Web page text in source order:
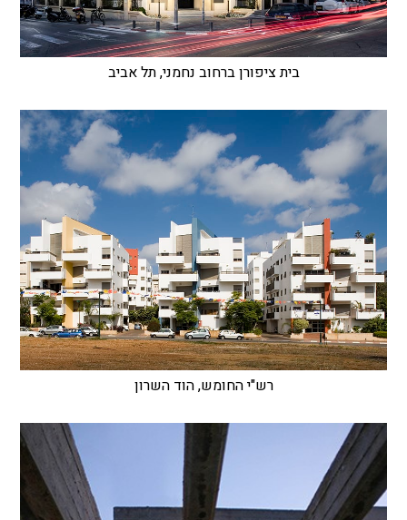
בית ציפורן ברחוב נחמני, תל אביב
רש"י החומש, הוד השרון